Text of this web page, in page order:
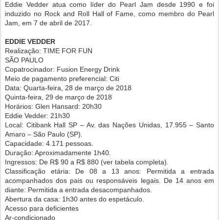
Eddie Vedder atua como líder do Pearl Jam desde 1990 e foi
induzido no Rock and Roll Hall of Fame, como membro do Pearl
Jam, em 7 de abril de 2017.
EDDIE VEDDER
Realização: TIME FOR FUN
SÃO PAULO
Copatrocinador: Fusion Energy Drink
Meio de pagamento preferencial: Citi
Data: Quarta-feira, 28 de março de 2018
Quinta-feira, 29 de março de 2018
Horários: Glen Hansard: 20h30
Eddie Vedder: 21h30
Local: Citibank Hall SP – Av. das Nações Unidas, 17.955 – Santo
Amaro – São Paulo (SP).
Capacidade: 4.171 pessoas.
Duração: Aproximadamente 1h40.
Ingressos: De R$ 90 a R$ 880 (ver tabela completa).
Classificação etária: De 08 a 13 anos: Permitida a entrada
acompanhados dos pais ou responsáveis legais. De 14 anos em
diante: Permitida a entrada desacompanhados.
Abertura da casa: 1h30 antes do espetáculo.
Acesso para deficientes
Ar-condicionado